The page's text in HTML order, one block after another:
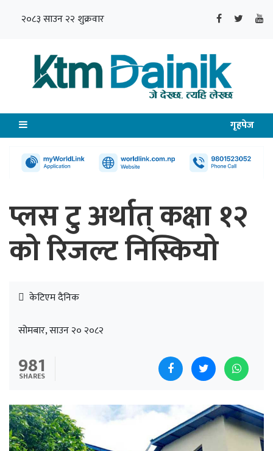
२०८३ साउन २२ शुक्रवार
गृहपेज
प्लस टु अर्थात् कक्षा १२
को रिजल्ट निस्कियो
केटिएम दैनिक
सोमबार, साउन २० २०८२
981
SHARES